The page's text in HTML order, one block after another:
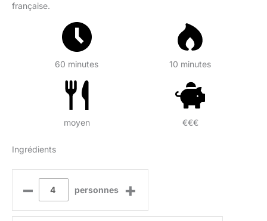
française.
60 minutes 10 minutes
moyen €€€
Ingrédients
– personnes +